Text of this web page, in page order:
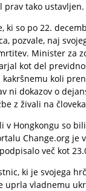
prav tako ustavljen.
ki so po 22.
pozvale, naj
Minister za
kot del
koli
ni dokazov o
z živali na
v Hongkongu so
Change.org je
več kot
ki je svojega
uprla vladnemu